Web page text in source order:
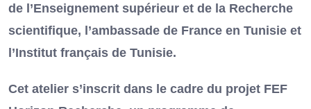
de l’Enseignement supérieur et de la Recherche
scientifique, l’ambassade de France en Tunisie et
l’Institut français de Tunisie.
Cet atelier s’inscrit dans le cadre du projet FEF